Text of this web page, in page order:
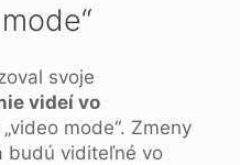
svoje
videí vo
mode“. Zmeny
budú viditeľné vo